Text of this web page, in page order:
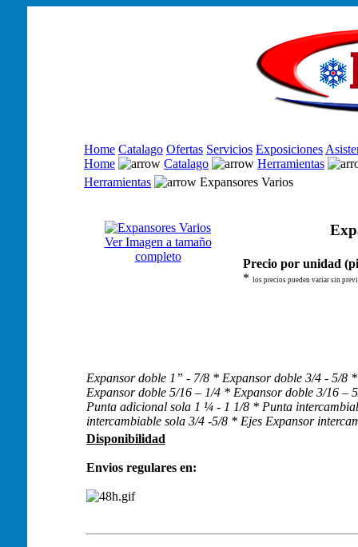
Home Catalago Ofertas Servicios Exposiciones
Home
Catalago
Herramientas
Herramientas
Expansores Varios
Ver Imagen a tamaño
completo
Precio por unidad
* los precios pueden variar sin
Expansor doble 1” - 7/8 * Expansor doble 3/4 - 5/8
Expansor doble 5/16 – 1/4 * Expansor doble 3/16 –
Punta adicional sola 1 ¼ - 1 1/8 * Punta
intercambiable sola 3/4 -5/8 * Ejes Expansor
Disponibilidad
Envios regulares en: